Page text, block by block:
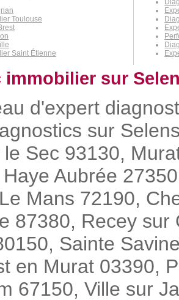
Toulouse
Saint Étienne
sur
d'expert
sur
le Sec 93130,
Aubrée
Mans 72190,
87380, Recey
Sainte
en Murat 03390,
67150, Ville sur